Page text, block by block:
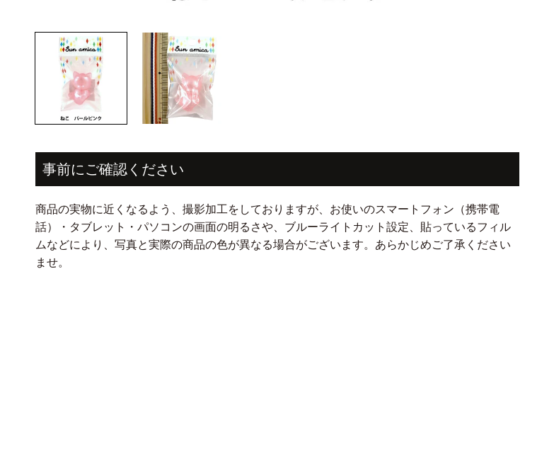
ア
事前にご確認ください
商品の実物に近くなるよう、撮影加工をしておりますが、お使いのスマートフォン（携帯電
話）・タブレット・パソコンの画面の明るさや、ブルーライトカット設定、貼っているフィル
ムなどにより、写真と実際の商品の色が異なる場合がございます。あらかじめご了承ください
ませ。